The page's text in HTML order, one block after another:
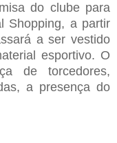
do clube para
Shopping, a partir
a ser vestido
esportivo. O
de torcedores,
a presença do